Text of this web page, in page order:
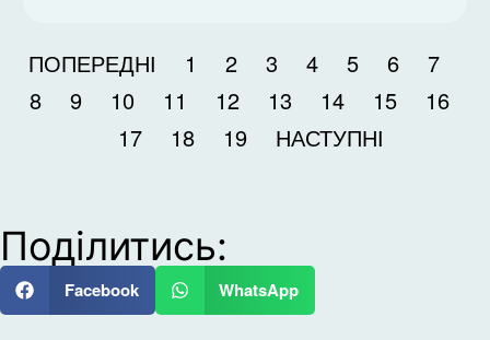
ПОПЕРЕДНІ 1 2 3 4 5 6
7
8
9 10 11 12 13 14 15
16
17
18 19 НАСТУПНІ
Поділитись:
Facebook WhatsApp